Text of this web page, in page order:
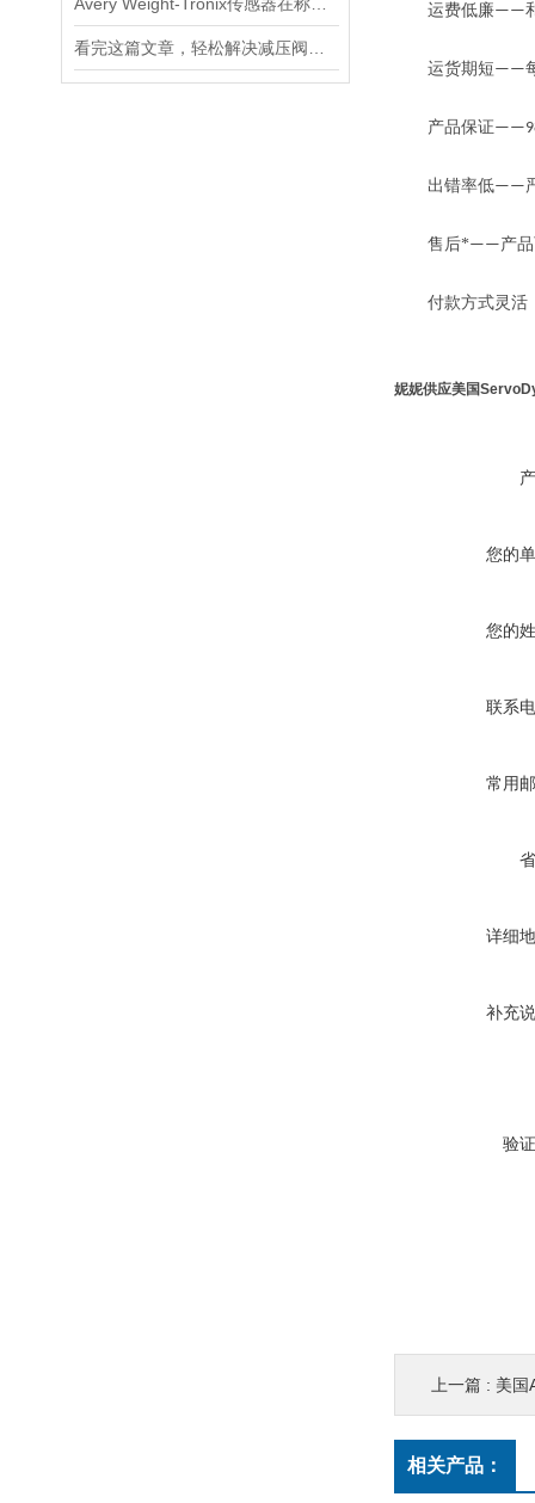
运费低廉——
运货期短——
产品保证
出错率低——
售后*——产
付款方式灵活
妮妮供应美国
您的
您的
联系
常用
详细
补充
验
上一篇 : 美国
相关产品：